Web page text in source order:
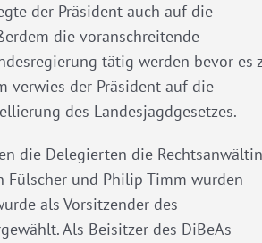
der Präsident auch auf die
die voranschreitende
tätig werden bevor es
verwies der Präsident auf die
des Landesjagdgesetzes.
die Delegierten die Rechtsanwältin
Fülscher und Philip Timm wurden
als Vorsitzender des
Als Beisitzer des DiBeAs